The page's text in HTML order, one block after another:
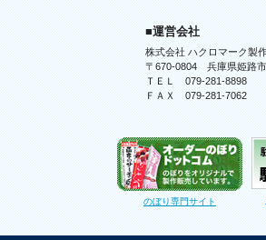
■運営会社
株式会社 ハクロマーク製
〒670-0804 兵庫県姫路
ＴＥＬ 079-281-8898
ＦＡＸ 079-281-7062
のぼり専門サイト